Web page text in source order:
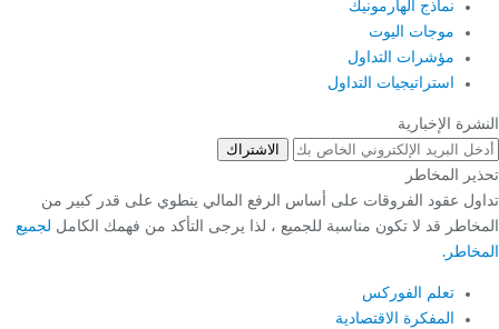
نماذج الهارمونيك
موجات اليوت
مؤشرات التداول
استراتيجيات التداول
الإخبارية
الاشتراك
المخاطر
عقود الفروقات على أساس الرفع المالي ينطوي على قدر كبير من
قد لا تكون مناسبة للجميع ، لذا يرجى التأكد من فهمك الكامللجميع
تعلم الفوركس
المفكرة الاقتصادية